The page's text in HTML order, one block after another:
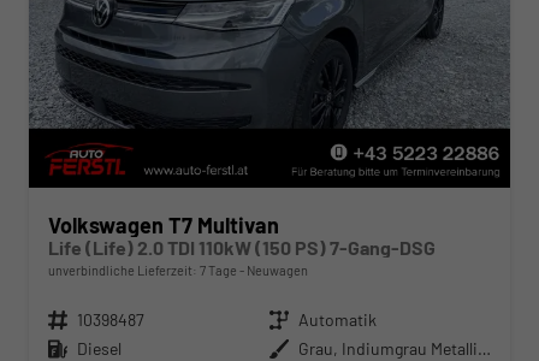
Volkswagen T7 Multivan
Life (Life) 2.0 TDI 110kW (150 PS) 7-Gang-DSG
unverbindliche Lieferzeit: 7 Tage Neuwagen
Fahrzeugnr. 10398487 Getriebe Automatik
Kraftstoff Diesel Außenfarbe
Grau, Indiumgrau Metallic (X3)